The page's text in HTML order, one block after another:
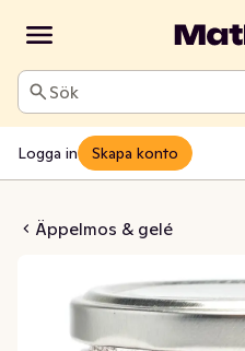
Sök
Logga in Skapa konto
Äppelmos & gelé